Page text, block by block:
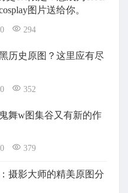
图片送给你。
0 294
历史原图？这里应有尽
0 352
舞w图集谷又有新的作
0 379
摄影大师的精美原图分